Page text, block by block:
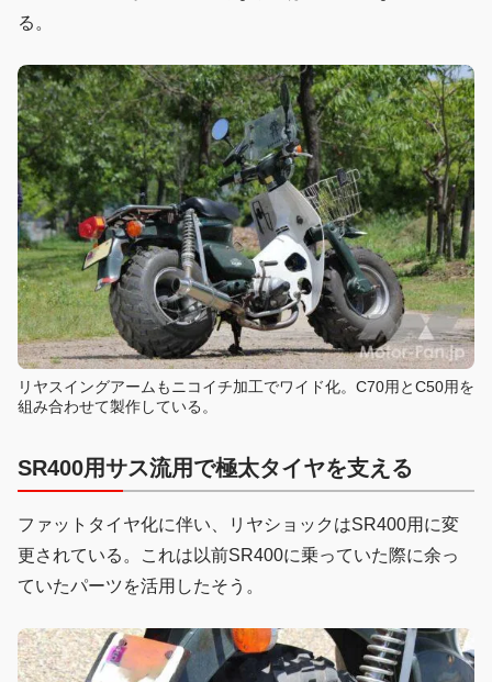
る。
リヤスイングアームもニコイチ加工でワイド化。C70用とC50用を
組み合わせて製作している。
SR400用サス流用で極太タイヤを支える
ファットタイヤ化に伴い、リヤショックはSR400用に変
更されている。これは以前SR400に乗っていた際に余っ
ていたパーツを活用したそう。